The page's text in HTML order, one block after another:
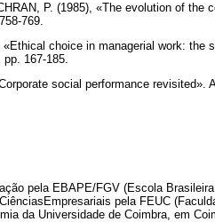
P. (1985), «The evolution of the
769.
«Ethical choice in managerial work:
pp. 167-185.
social performance
pela EBAPE/FGV (Escola
pela FEUC
da Universidade de Coimbra, em